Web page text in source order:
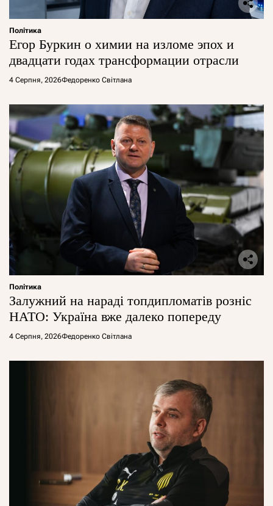
Політика
Егор Буркин о химии на изломе эпох и
двадцати годах трансформации отрасли
4 Серпня, 2026Федоренко Світлана
Політика
Залужний на нараді топдипломатів розніс
НАТО: Україна вже далеко попереду
4 Серпня, 2026Федоренко Світлана